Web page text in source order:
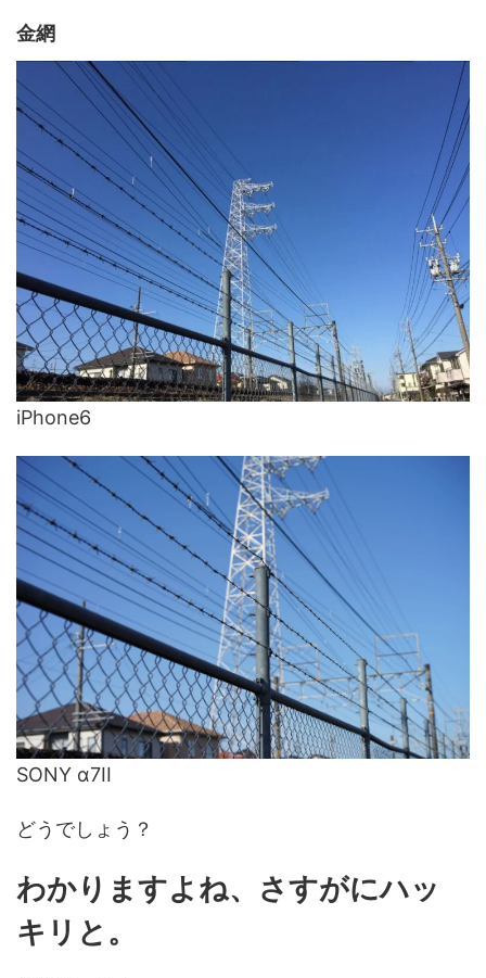
金網
iPhone6
SONY α7II
どうでしょう？
わかりますよね、さすがにハッ
キリと。